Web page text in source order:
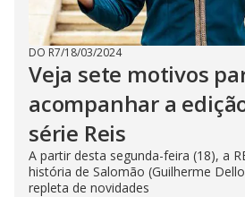
DO R7/18/03/2024
Veja sete motivos
acompanhar a
série Reis
A partir desta segunda-feira (18), a
história de Salomão (Guilherme
repleta de novidades